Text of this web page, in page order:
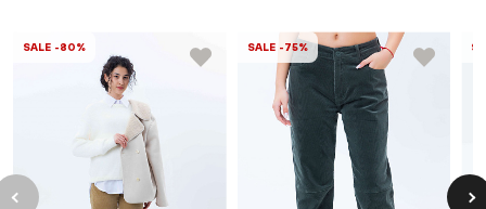
SALE -80% SALE -75%